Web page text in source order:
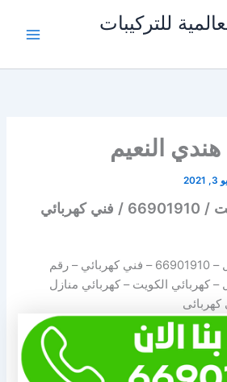
للتركيبات
النعيم
كهربائي منازل الكويت / 66901910 / فني كهربائي
–
66901910 – فني كهربائي – رقم
– كهربائي الكويت – كهربائي منازل